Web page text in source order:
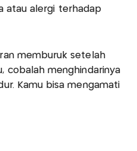
atau alergi terhadap
memburuk setelah
cobalah menghindarinya
Kamu bisa mengamati